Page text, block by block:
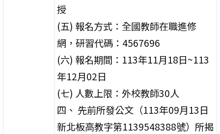
授
(五) 報名方式：全國教師在職進修
網，研習代碼：4567696
(六) 報名期間：113年11月18日~113
年12月02日
(七) 人數上限：外校教師30人
四、 先前所發公文（113年09月13日
新北板高教字第1139548388號）所揭